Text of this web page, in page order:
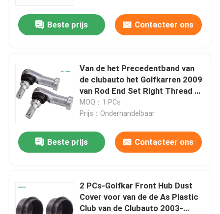
Beste prijs Contacteer ons
Van de het Precedentband van
de clubauto het Golfkarren 2009
van Rod End Set Right Thread &
op #102022601
MOQ：1 PCs
Prijs：Onderhandelbaar
Beste prijs Contacteer ons
2 PCs-Golfkar Front Hub Dust
Cover voor van de de As Plastic
Club van de Clubauto 2003-